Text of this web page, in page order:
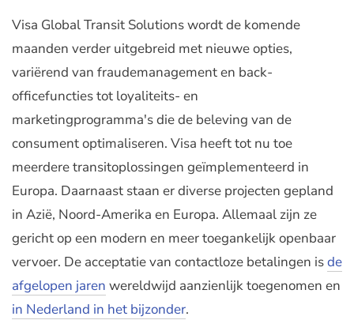
Visa Global Transit Solutions wordt de komende
maanden verder uitgebreid met nieuwe opties,
variërend van fraudemanagement en back-
officefuncties tot loyaliteits- en
marketingprogramma's die de beleving van de
consument optimaliseren. Visa heeft tot nu toe
meerdere transitoplossingen geïmplementeerd in
Europa. Daarnaast staan er diverse projecten gepland
in Azië, Noord-Amerika en Europa. Allemaal zijn ze
gericht op een modern en meer toegankelijk openbaar
vervoer. De acceptatie van contactloze betalingen isde
afgelopen jaren wereldwijd aanzienlijk toegenomen en
in Nederland in het bijzonder.